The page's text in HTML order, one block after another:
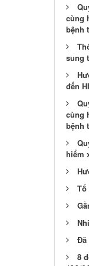
cùng
bệnh
sung
đến
cùng
bệnh
hiểm
Tổ
Đã
8